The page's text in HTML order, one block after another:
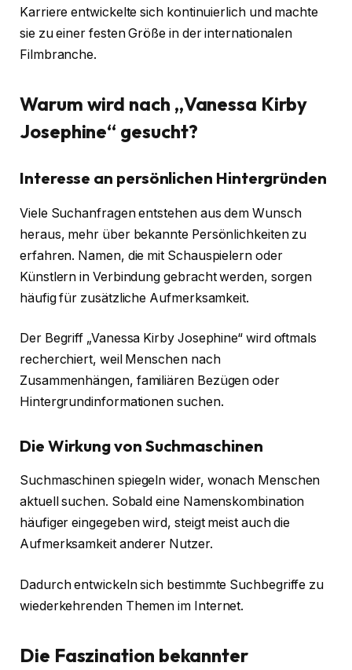
Karriere entwickelte sich kontinuierlich und machte
sie zu einer festen Größe in der internationalen
Filmbranche.
Warum wird nach „Vanessa Kirby
Josephine“ gesucht?
Interesse an persönlichen Hintergründen
Viele Suchanfragen entstehen aus dem Wunsch
heraus, mehr über bekannte Persönlichkeiten zu
erfahren. Namen, die mit Schauspielern oder
Künstlern in Verbindung gebracht werden, sorgen
häufig für zusätzliche Aufmerksamkeit.
Der Begriff „Vanessa Kirby Josephine“ wird oftmals
recherchiert, weil Menschen nach
Zusammenhängen, familiären Bezügen oder
Hintergrundinformationen suchen.
Die Wirkung von Suchmaschinen
Suchmaschinen spiegeln wider, wonach Menschen
aktuell suchen. Sobald eine Namenskombination
häufiger eingegeben wird, steigt meist auch die
Aufmerksamkeit anderer Nutzer.
Dadurch entwickeln sich bestimmte Suchbegriffe zu
wiederkehrenden Themen im Internet.
Die Faszination bekannter